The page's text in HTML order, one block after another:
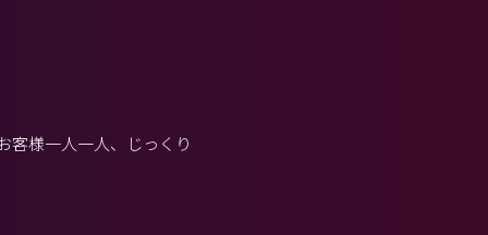
客様一人一人、じっくり